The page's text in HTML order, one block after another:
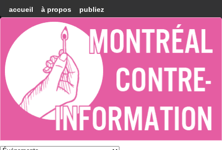
accueil à propos publiez
Montréal
Counter-
information